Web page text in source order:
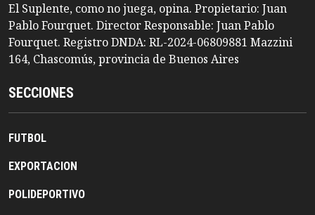
El Suplente, como no juega, opina. Propietario: Juan
Pablo Fourquet. Director Responsable: Juan Pablo
Fourquet. Registro DNDA: RL-2024-06809881 Mazzini
164, Chascomús, provincia de Buenos Aires
SECCIONES
FUTBOL
EXPORTACION
POLIDEPORTIVO